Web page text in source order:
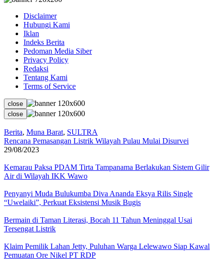
Disclaimer
Hubungi Kami
Iklan
Indeks Berita
Pedoman Media Siber
Privacy Policy
Redaksi
Tentang Kami
Terms of Service
close
close
Berita, Muna Barat, SULTRA
Rencana Pemasangan Listrik Wilayah Pulau Mulai Disurvei
29/08/2023
Kemarau Paksa PDAM Tirta Tampanama Berlakukan Sistem Gilir
Air di Wilayah IKK Wawo
Penyanyi Muda Bulukumba Diva Ananda Eksya Rilis Single
“Uwelaiki”, Perkuat Eksistensi Musik Bugis
Bermain di Taman Literasi, Bocah 11 Tahun Meninggal Usai
Tersengat Listrik
Klaim Pemilik Lahan Jetty, Puluhan Warga Lelewawo Siap Kawal
Pemuatan Ore Nikel PT RDP